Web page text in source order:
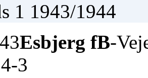
1 1943/1944
Esbjerg fB-
3